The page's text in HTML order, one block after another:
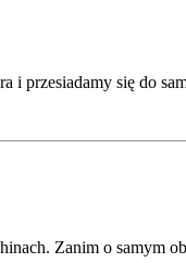
przesiadamy się do
Zanim o samym